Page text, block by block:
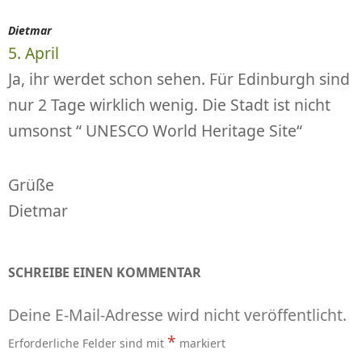
Dietmar
5. April
Ja, ihr werdet schon sehen. Für Edinburgh sind
nur 2 Tage wirklich wenig. Die Stadt ist nicht
umsonst “ UNESCO World Heritage Site“
Grüße
Dietmar
SCHREIBE EINEN KOMMENTAR
Deine E-Mail-Adresse wird nicht veröffentlicht.
Erforderliche Felder sind mit * markiert